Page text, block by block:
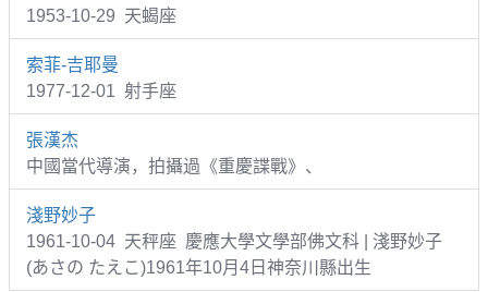
1953-10-29 天蝎座
索菲-吉耶曼
1977-12-01 射手座
張漢杰
中國當代導演，拍攝過《重慶諜戰》、
淺野妙子
1961-10-04 天秤座 慶應大學文學部佛文科 | 淺野妙子
(あさの たえこ)1961年10月4日神奈川縣出生